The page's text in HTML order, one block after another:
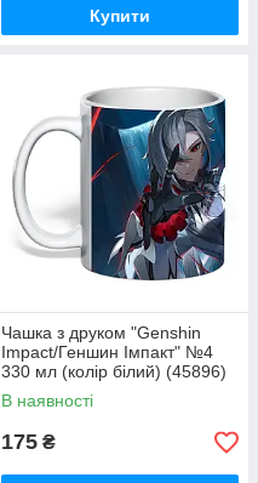
Купити
Чашка з друком "Genshin
Impact/Геншин Імпакт" №4
330 мл (колір білий) (45896)
В наявності
175 ₴